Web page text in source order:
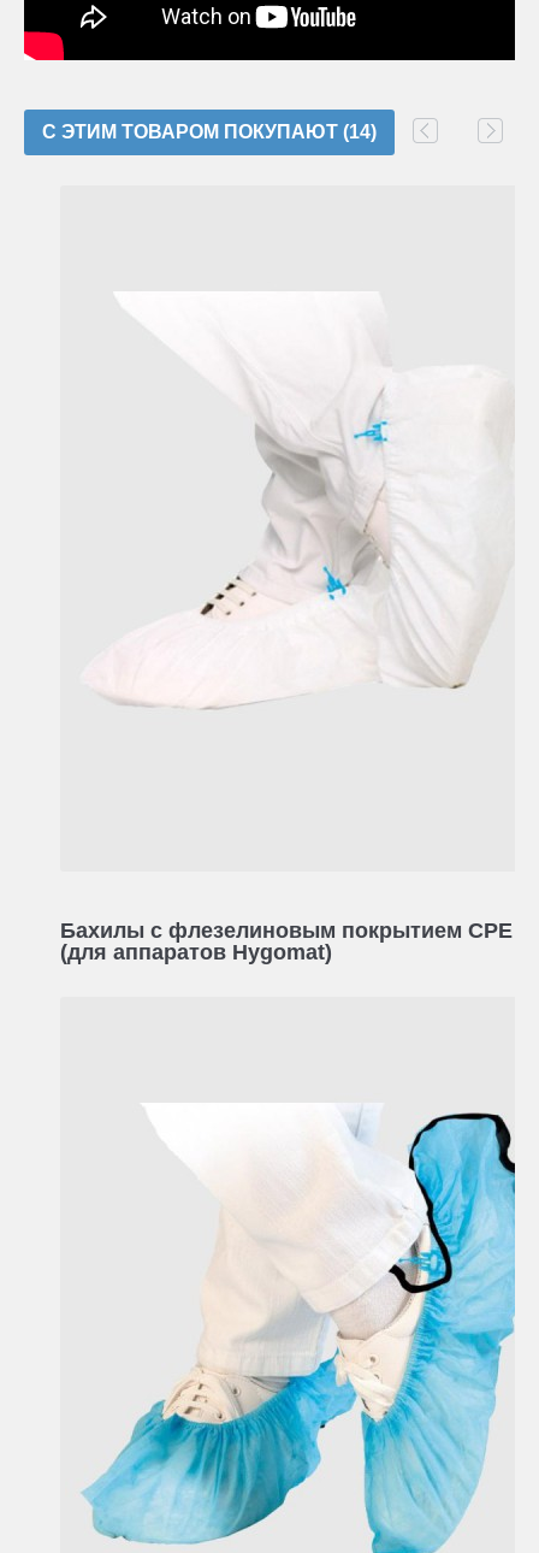
C ЭТИМ ТОВАРОМ ПОКУПАЮТ (14)
Бахилы с флезелиновым покрытием CPE
(для аппаратов Hygomat)